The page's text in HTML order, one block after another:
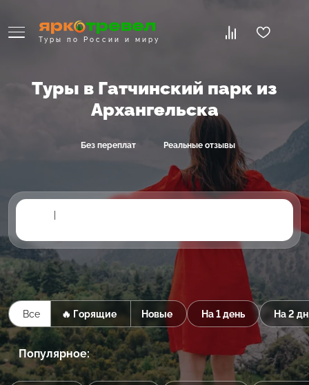
Туры по России и миру
Туры в Гатчинский парк из
Архангельска
Без переплат Реальные отзывы
Все 🔥 Горящие Новые На 1 день На 2
Популярное: